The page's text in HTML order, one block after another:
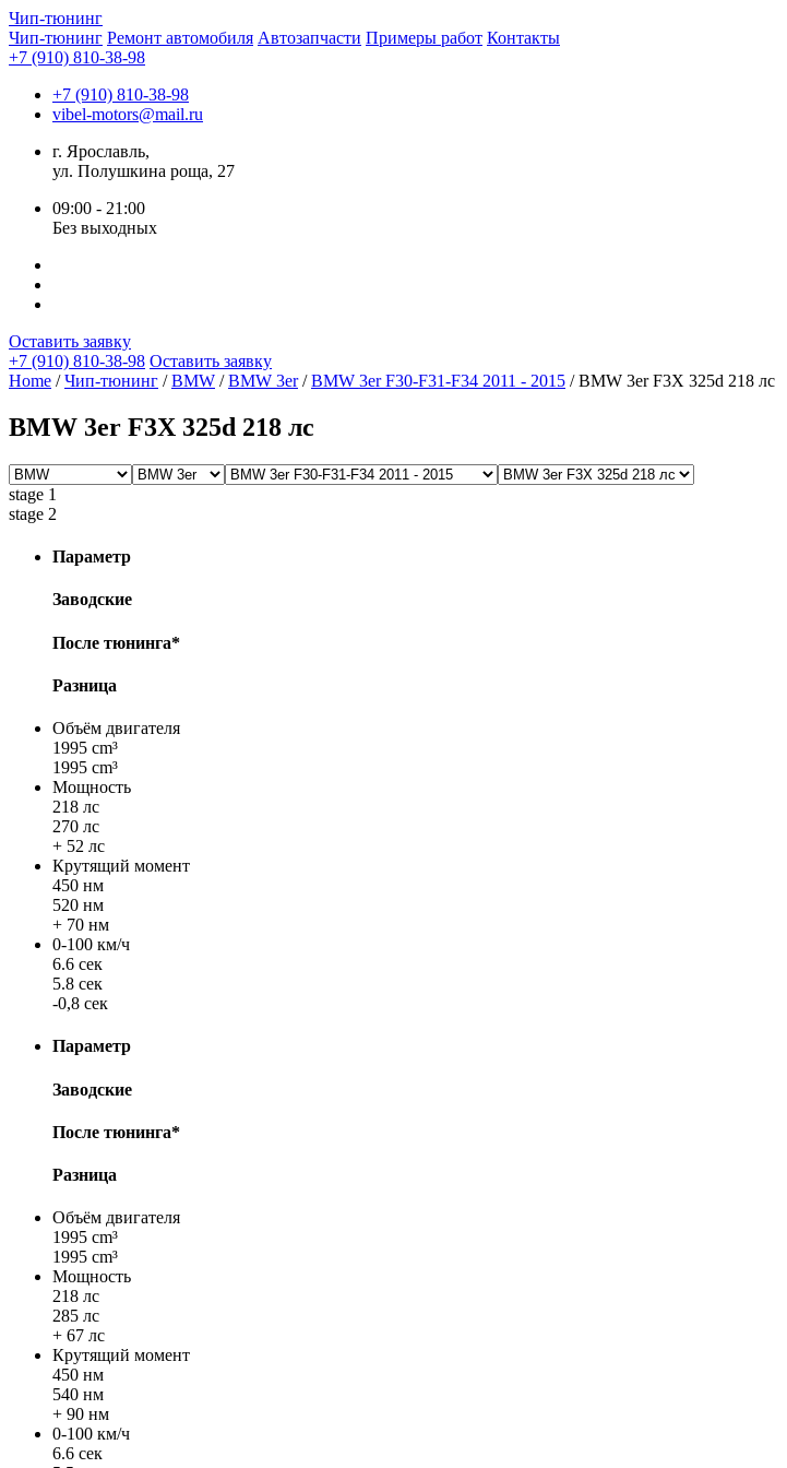
Чип-тюнинг
Чип-тюнинг Ремонт автомобиля Автозапчасти Примеры работ Контакты
+7 (910) 810-38-98
+7 (910) 810-38-98
vibel-motors@mail.ru
г. Ярославль,
ул. Полушкина роща, 27
09:00 - 21:00
Без выходных
Оставить заявку
+7 (910) 810-38-98 Оставить заявку
Home /Чип-тюнинг /BMW /BMW 3er/BMW 3er F30-F31-F34 2011 - 2015 / BMW 3er F3X 325d 218 лс
BMW 3er F3X 325d 218 лс
stage 1
stage 2
Параметр
Заводские
После тюнинга*
Разница
Объём двигателя
1995 cm³
1995 cm³
Мощность
218 лс
270 лс
+ 52 лс
Крутящий момент
450 нм
520 нм
+ 70 нм
0-100 км/ч
6.6 сек
5.8 сек
-0,8 сек
Параметр
Заводские
После тюнинга*
Разница
Объём двигателя
1995 cm³
1995 cm³
Мощность
218 лс
285 лс
+ 67 лс
Крутящий момент
450 нм
540 нм
+ 90 нм
0-100 км/ч
6.6 сек